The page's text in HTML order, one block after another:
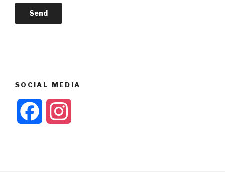
SOCIAL MEDIA